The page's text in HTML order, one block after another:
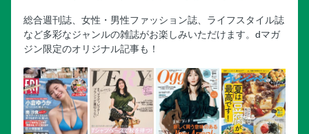
総合週刊誌、女性・男性ファッション誌、ライフスタイル誌
など多彩なジャンルの雑誌がお楽しみいただけます。dマガ
ジン限定のオリジナル記事も！